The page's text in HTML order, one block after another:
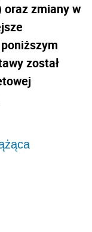
oraz zmiany w
został